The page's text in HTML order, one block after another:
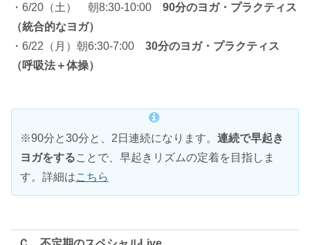
・6/20（土） 朝8:30-10:00 90分のヨガ・プラクティス
（統合的なヨガ）
・6/22（月）朝6:30-7:00 30分のヨガ・プラクティス
（呼吸法＋体操）
※90分と30分と、2日連続になります。 連続で早起き
ヨガをすることで、早起きリズムの定着を目指しま
す。詳細はこちら